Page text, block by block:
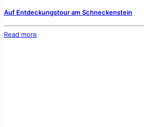
Auf Entdeckungstour am Schneckenstein
Read more